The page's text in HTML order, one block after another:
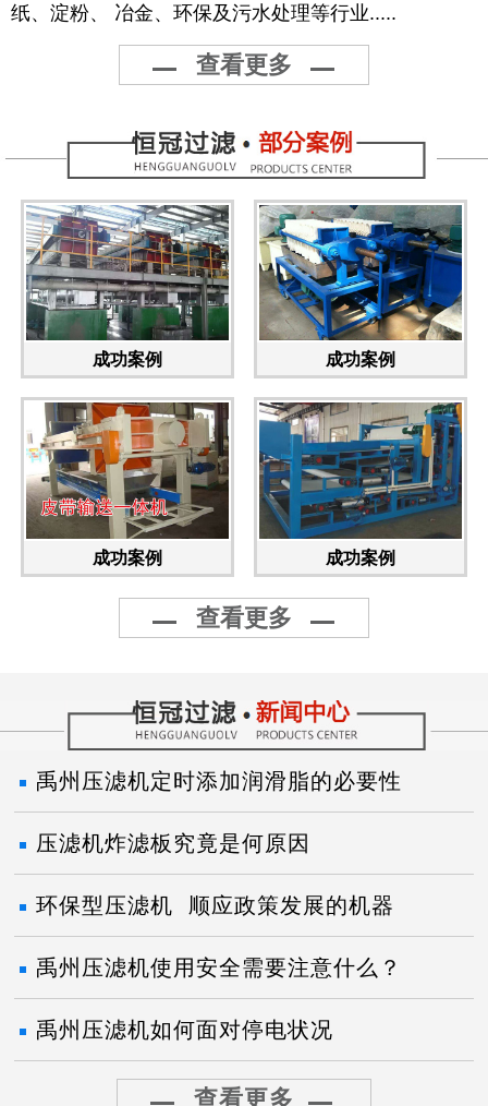
纸、淀粉、 冶金、环保及污水处理等行业.....
查看更多
成功案例 成功案例
成功案例 成功案例
查看更多
禹州压滤机定时添加润滑脂的必要性
压滤机炸滤板究竟是何原因
环保型压滤机 顺应政策发展的机器
禹州压滤机使用安全需要注意什么？
禹州压滤机如何面对停电状况
查看更多